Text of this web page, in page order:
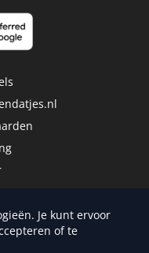
Je kunt ervoor
of te